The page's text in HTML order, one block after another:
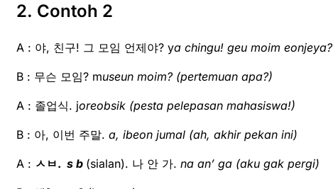
2. Contoh 2
A : 야, 친구! 그 모임 언제야? ya chingu! geu moim eonjeya?
B : 무슨 모임? museun moim? (pertemuan apa?)
A : 졸업식. joreobsik (pesta pelepasan mahasiswa!)
B : 아, 이번 주말. a, ibeon jumal (ah, akhir pekan ini)
A : ㅅㅂ. s b (sialan). 나 안 가. na an’ ga (aku gak pergi)